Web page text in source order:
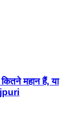
महान हैं, या